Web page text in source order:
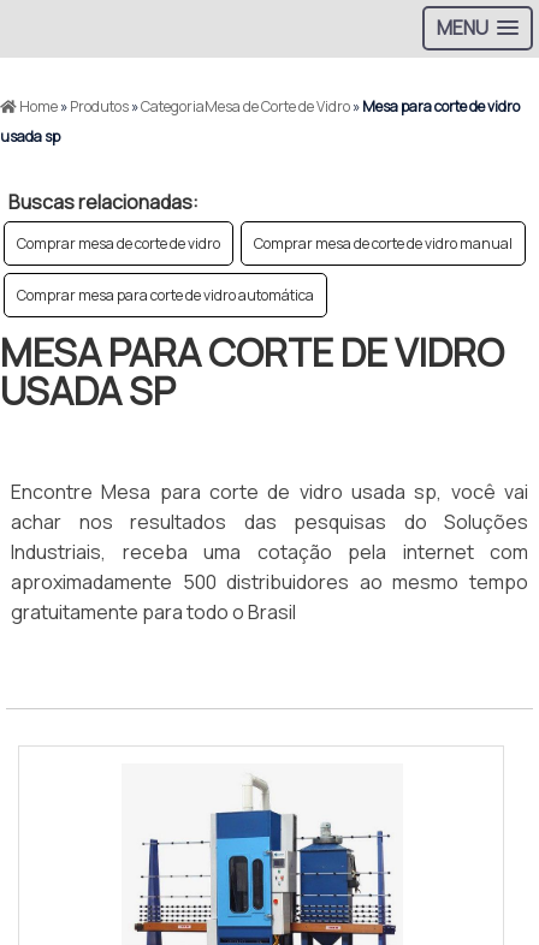
MENU
Home»Produtos»CategoriaMesa de Corte de Vidro»Mesa para corte de vidro
usada sp
Buscas relacionadas:
Comprar mesa de corte de vidro Comprar mesa de corte de vidro manual
Comprar mesa para corte de vidro automática
MESA PARA CORTE DE VIDRO
USADA SP
Encontre Mesa para corte de vidro usada sp, você vai
achar nos resultados das pesquisas do Soluções
Industriais, receba uma cotação pela internet com
aproximadamente 500 distribuidores ao mesmo tempo
gratuitamente para todo o Brasil